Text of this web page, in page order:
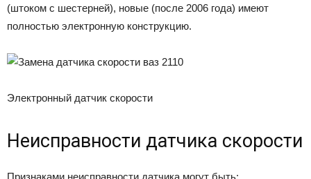
(штоком с шестерней), новые (после 2006 года) имеют
полностью электронную конструкцию.
Электронный датчик скорости
Неисправности датчика скорости